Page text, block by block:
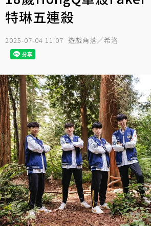
特琳五連殺
2025-07-04 11:07 遊戲角落／希洛